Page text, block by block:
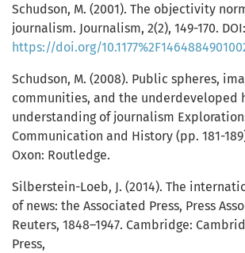
Schudson, M. (2001). The objectivity
journalism. Journalism, 2(2), 149-170. DOI:
https://doi.org/
Schudson, M. (2008). Public spheres,
communities, and the underdeveloped
understanding of journalism
Communication and History (pp. 181-
Oxon: Routledge.
Silberstein-Loeb, J. (2014). The
of news: the Associated Press, Press
Reuters, 1848–1947. Cambridge:
Press,